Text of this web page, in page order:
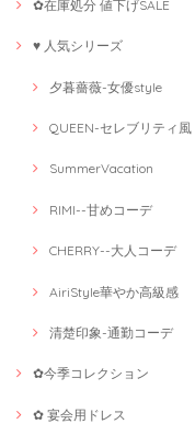
✿在庫処分 値下げSALE
♥ 人気シリーズ
夕暮薔薇-女優style
QUEEN-セレブリティ風
SummerVacation
RIMI--甘めコーデ
CHERRY--大人コーデ
AiriStyle華やか高級感
清楚印象-通勤コーデ
✿今季コレクション
✿ 宴会用ドレス